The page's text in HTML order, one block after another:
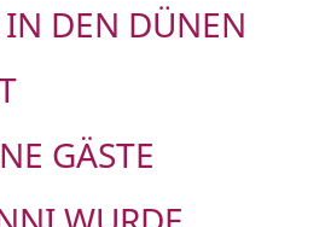
IN DEN DÜNEN
GÄSTE